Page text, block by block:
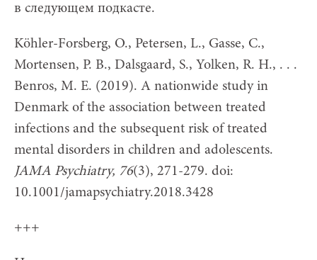
в следующем подкасте.
Köhler-Forsberg, O., Petersen, L., Gasse, C.,
Mortensen, P. B., Dalsgaard, S., Yolken, R. H., . . .
Benros, M. E. (2019). A nationwide study in
Denmark of the association between treated
infections and the subsequent risk of treated
mental disorders in children and adolescents.
JAMA Psychiatry, 76(3), 271-279. doi:
10.1001/jamapsychiatry.2018.3428
+++